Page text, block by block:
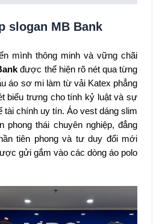
slogan MB Bank
mình thông minh và vững chãi
được thể hiện rõ nét qua từng
áo sơ mi làm từ vải Katex phẳng
biểu trưng cho tính kỷ luật và sự
tài chính uy tín. Áo vest dáng slim
phong thái chuyên nghiệp, đẳng
tiên phong và tư duy đổi mới
gửi gắm vào các dòng áo polo